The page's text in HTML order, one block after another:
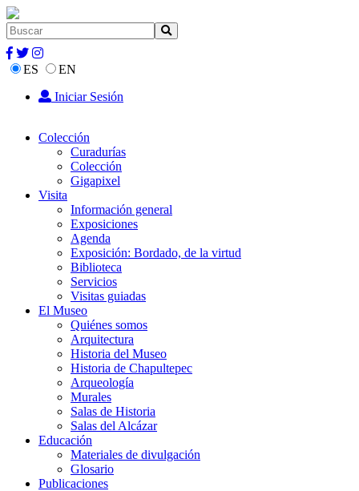
ES
EN
Iniciar Sesión
Colección
Curadurías
Colección
Gigapixel
Visita
Información general
Exposiciones
Agenda
Exposición: Bordado, de la virtud
Biblioteca
Servicios
Visitas guiadas
El Museo
Quiénes somos
Arquitectura
Historia del Museo
Historia de Chapultepec
Arqueología
Murales
Salas de Historia
Salas del Alcázar
Educación
Materiales de divulgación
Glosario
Publicaciones